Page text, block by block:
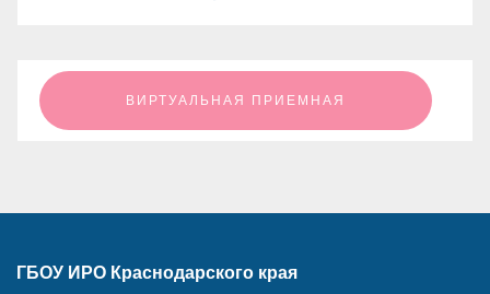
ㅤㅤㅤㅤㅤㅤㅤㅤㅤВИРТУАЛЬНАЯ ПРИЕМНАЯㅤㅤㅤㅤㅤㅤㅤㅤㅤ
ГБОУ ИРО Краснодарского края